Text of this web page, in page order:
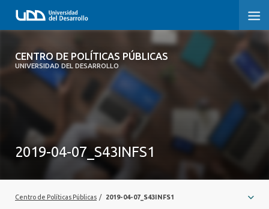
CENTRO DE POLÍTICAS PÚBLICAS
UNIVERSIDAD DEL DESARROLLO
CENTRO DE POLÍTICAS PÚBLICAS
DOCUMENTOS DE TRABAJO
2019-04-07_S43INFS1
Centro de Políticas Públicas / 2019-04-07_S43INFS1